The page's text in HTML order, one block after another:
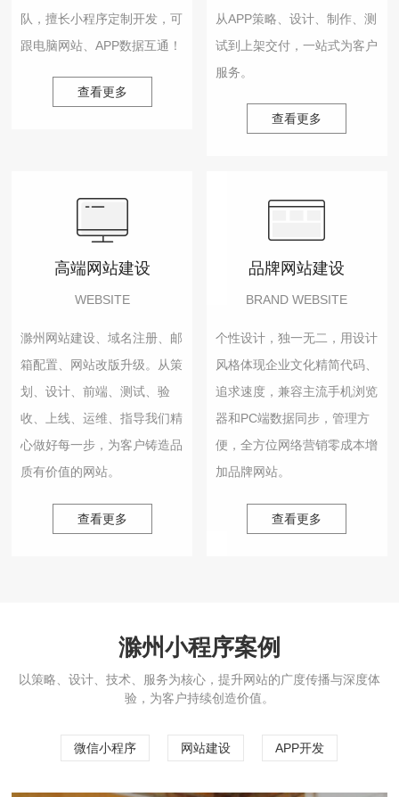
队，擅长小程序定制开发，可
跟电脑网站、APP数据互通！
查看更多
从APP策略、设计、制作、测
试到上架交付，一站式为客户
服务。
查看更多
高端网站建设
WEBSITE
滁州网站建设、域名注册、邮
箱配置、网站改版升级。从策
划、设计、前端、测试、验
收、上线、运维、指导我们精
心做好每一步，为客户铸造品
质有价值的网站。
查看更多
品牌网站建设
BRAND WEBSITE
个性设计，独一无二，用设计
风格体现企业文化精简代码、
追求速度，兼容主流手机浏览
器和PC端数据同步，管理方
便，全方位网络营销零成本增
加品牌网站。
查看更多
滁州小程序案例
以策略、设计、技术、服务为核心，提升网站的广度传播与深度体
验，为客户持续创造价值。
微信小程序 网站建设 APP开发